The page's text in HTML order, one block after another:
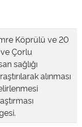
Köprülü ve 20
Çorlu
sağlığı
alınması